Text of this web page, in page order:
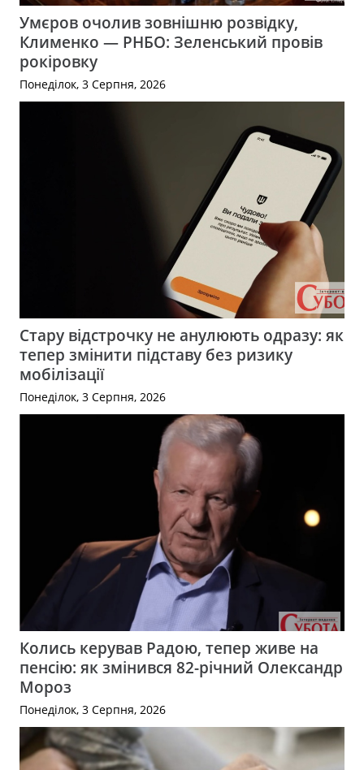
Умєров очолив зовнішню розвідку,
Клименко — РНБО: Зеленський провів
рокіровку
Понеділок, 3 Серпня, 2026
Стару відстрочку не анулюють одразу: як
тепер змінити підставу без ризику
мобілізації
Понеділок, 3 Серпня, 2026
Колись керував Радою, тепер живе на
пенсію: як змінився 82-річний Олександр
Мороз
Понеділок, 3 Серпня, 2026